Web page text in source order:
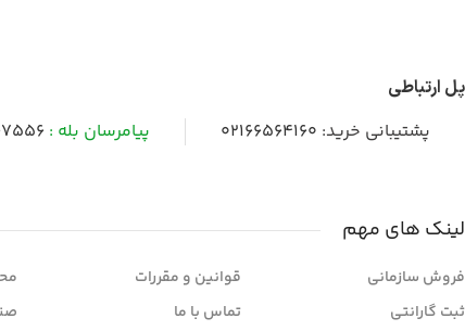
پل ارتباطی
پشتیبانی خرید: 02166564160 پیامرسان بله :
لینک های مهم
فروش سازمانی
ثبت گارانتی
قوانین و مقررات
تماس با ما